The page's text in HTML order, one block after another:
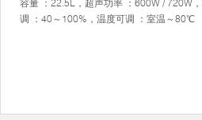
容量 ：22.5L，超声功率 ：600W / 720W
调 ：40～100%，温度可调 ：室温～80℃